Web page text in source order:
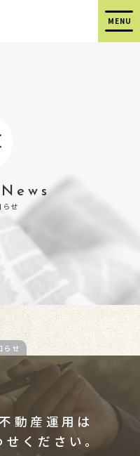
らせ
らせ
動産運用は
ください。